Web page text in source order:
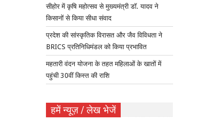
सीहोर में कृषि महोत्सव से मुख्यमंत्री डॉ. यादव ने
किसानों से किया सीधा संवाद
प्रदेश की सांस्कृतिक विरासत और जैव विविधता ने
BRICS प्रतिनिधिमंडल को किया प्रभावित
महतारी वंदन योजना के तहत महिलाओं के खातों में
पहुंची 30वीं किस्त की राशि
हमें न्यूज़ / लेख भेजें